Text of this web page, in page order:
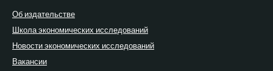
Об издательстве
Школа экономических исследований
Новости экономических исследований
Вакансии